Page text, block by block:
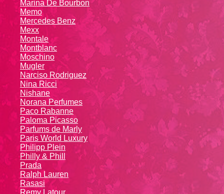
Marina De Bourbon
Memo
Mercedes Benz
Mexx
Montale
Montblanc
Moschino
Mugler
Narciso Rodriguez
Nina Ricci
Nishane
Norana Perfumes
Paco Rabanne
Paloma Picasso
Parfums de Marly
Paris World Luxury
Philipp Plein
Philly & Phill
Prada
Ralph Lauren
Rasasi